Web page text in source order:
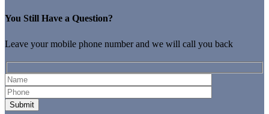
You Still Have a Question?
Leave your mobile phone number and we will call you back